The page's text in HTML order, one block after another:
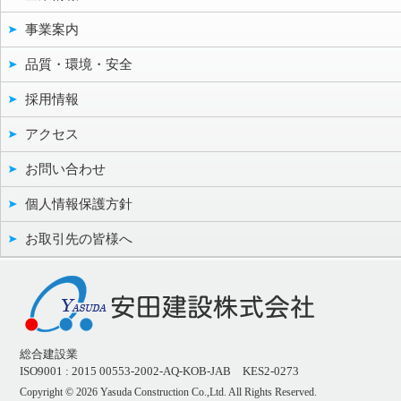
事業案内
品質・環境・安全
採用情報
アクセス
お問い合わせ
個人情報保護方針
お取引先の皆様へ
総合建設業
ISO9001 : 2015 00553-2002-AQ-KOB-JAB KES2-0273
Copyright ©2026 Yasuda Construction Co.,Ltd. All Rights Reserved.